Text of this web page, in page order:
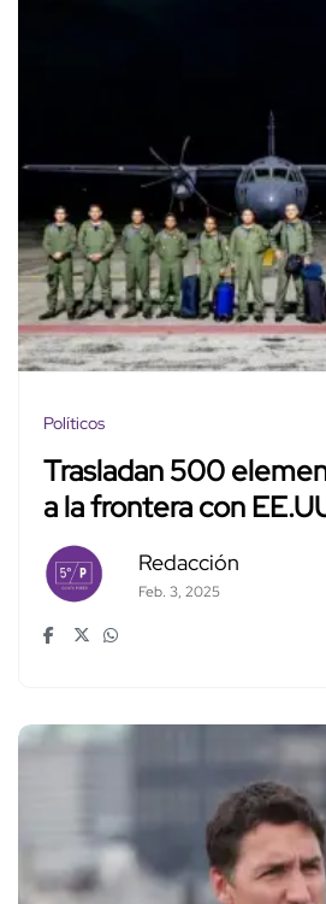
Políticos
Trasladan 500
a la frontera con
Redacción
Feb. 3, 2025